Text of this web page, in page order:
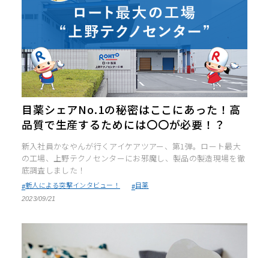
目薬シェアNo.1の秘密はここにあった！高
品質で生産するためには〇〇が必要！？
新入社員かなやんが行くアイケアツアー、第1弾。ロート最大
の工場、上野テクノセンターにお邪魔し、製品の製造現場を徹
底調査しました！
新人による突撃インタビュー！ 目薬
2023/09/21